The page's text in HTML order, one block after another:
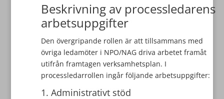
Beskrivning av processledarens
arbetsuppgifter
Den övergripande rollen är att tillsammans med
övriga ledamöter i NPO/NAG driva arbetet framåt
utifrån framtagen verksamhetsplan. I
processledarrollen ingår följande arbetsuppgifter:
1. Administrativt stöd